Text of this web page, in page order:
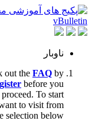
ناوبار
out the FAQ by
before you
To start
to visit from
selection below.